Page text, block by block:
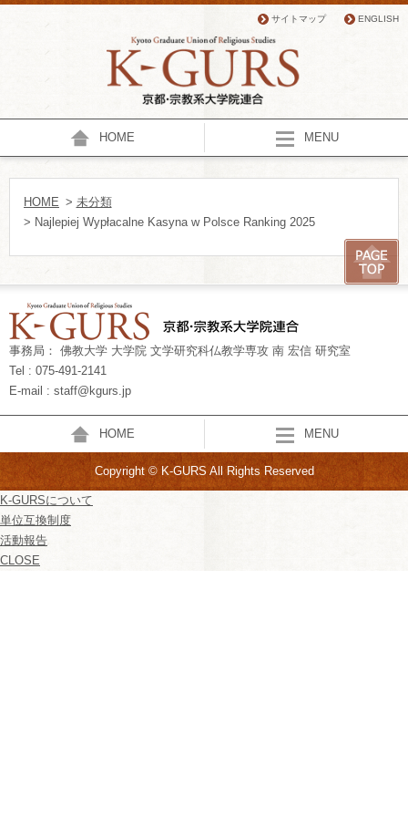
サイトマップ ENGLISH
HOME MENU
HOME > 未分類
> Najlepiej Wypłacalne Kasyna w Polsce Ranking 2025
事務局： 佛教大学 大学院 文学研究科仏教学専攻 南 宏信 研究室
Tel : 075-491-2141
E-mail : staff@kgurs.jp
HOME MENU
Copyright © K-GURS All Rights Reserved
K-GURSについて
単位互換制度
活動報告
CLOSE